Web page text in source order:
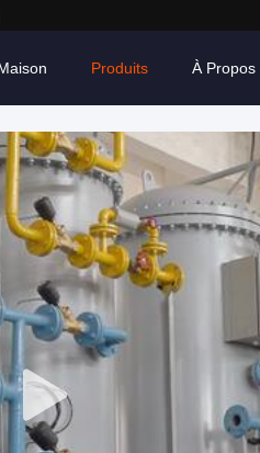
Produits À Propos